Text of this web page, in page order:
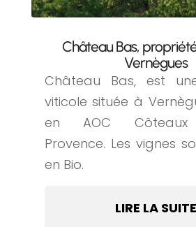
Château Bas,
Vernègues
Château Bas, est
viticole située à
en AOC Côteaux
Provence. Les vignes
en Bio.
LIRE LA SUITE